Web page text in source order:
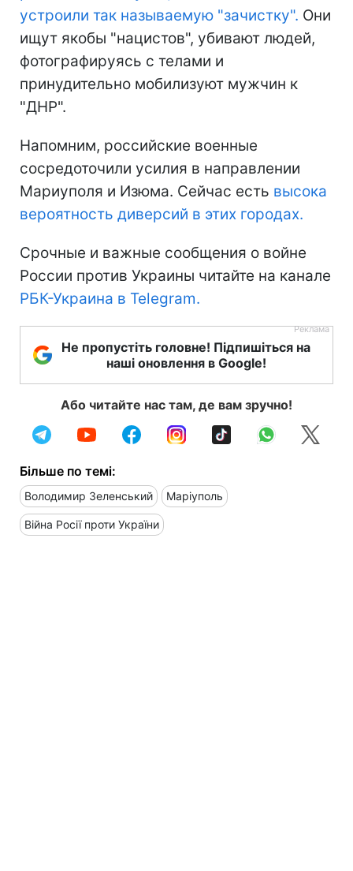
устроили так называемую "зачистку". Они
ищут якобы "нацистов", убивают людей,
фотографируясь с телами и
принудительно мобилизуют мужчин к
"ДНР".
Напомним, российские военные
сосредоточили усилия в направлении
Мариуполя и Изюма. Сейчас есть высока
вероятность диверсий в этих городах.
Срочные и важные сообщения о войне
России против Украины читайте на канале
РБК-Украина в Telegram.
Не пропустіть головне! Підпишіться на
наші оновлення в Google!
Або читайте нас там, де вам зручно!
Більше по темі:
Володимир Зеленський Маріуполь
Війна Росії проти України